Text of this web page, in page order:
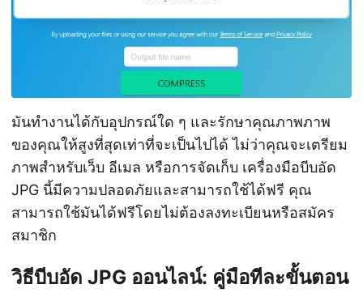
มันทำงานได้กับอุปกรณ์ใด ๆ และรักษาคุณภาพภาพ
ของคุณให้สูงที่สุดเท่าที่จะเป็นไปได้ ไม่ว่าคุณจะเตรียม
ภาพสำหรับเว็บ อีเมล หรือการจัดเก็บ เครื่องมือบีบอัด
JPG นี้มีความปลอดภัยและสามารถใช้ได้ฟรี คุณ
สามารถใช้มันได้ฟรีโดยไม่ต้องลงทะเบียนหรือสมัคร
สมาชิก
วิธีบีบอัด JPG ออนไลน์: คู่มือทีละขั้นตอน